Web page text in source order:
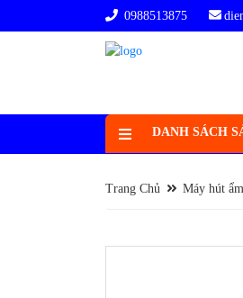
0988513875
DANH SÁCH
Trang Chủ Máy hút